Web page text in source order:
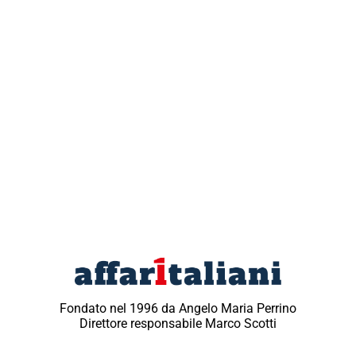
Fondato nel 1996 da Angelo Maria Perrino
Direttore responsabile Marco Scotti